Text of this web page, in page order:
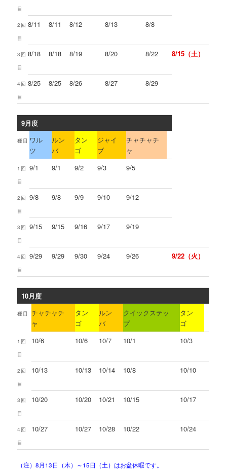
目
2回
目
8/11 8/11 8/12 8/13 8/8
3回
目
8/18 8/18 8/19 8/20 8/22 8/15（土）
4回
目
8/25 8/25 8/26 8/27 8/29
9月度
種目 ワル
ツ
ルン
バ
タン
ゴ
ジャイ
ブ
チャチャチ
ャ
1回
目
9/1 9/1 9/2 9/3 9/5
2回
目
9/8 9/8 9/9 9/10 9/12
3回
目
9/15 9/15 9/16 9/17 9/19
4回
目
9/29 9/29 9/30 9/24 9/26 9/22（火）
10月度
種目
チャチャチ
ャ
タン
ゴ
ルン
バ
クイックステッ
プ
タン
ゴ
1回
目
10/6 10/6 10/7 10/1 10/3
2回
目
10/13 10/13 10/14 10/8 10/10
3回
目
10/20 10/20 10/21 10/15 10/17
4回
目
10/27 10/27 10/28 10/22 10/24
（注）8月13日（木）～15日（土）はお盆休暇です。